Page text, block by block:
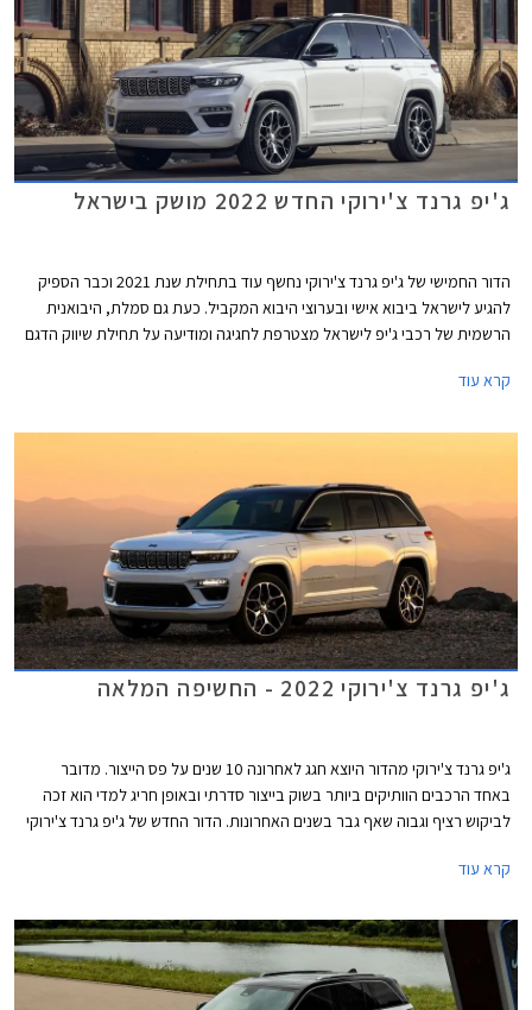
ג'יפ גרנד צ'ירוקי החדש 2022 מושק בישראל
הדור החמישי של ג'יפ גרנד צ'ירוקי נחשף עוד בתחילת שנת 2021 וכבר הספיק
להגיע לישראל ביבוא אישי ובערוצי היבוא המקביל. כעת גם סמלת, היבואנית
הרשמית של רכבי ג'יפ לישראל מצטרפת לחגיגה ומודיעה על תחילת שיווק הדגם
קרא עוד
ג'יפ גרנד צ'ירוקי 2022 - החשיפה המלאה
ג'יפ גרנד צ'ירוקי מהדור היוצא חגג לאחרונה 10 שנים על פס הייצור. מדובר
באחד הרכבים הוותיקים ביותר בשוק בייצור סדרתי ובאופן חריג למדי הוא זכה
לביקוש רציף וגבוה שאף גבר בשנים האחרונות. הדור החדש של ג'יפ גרנד צ'ירוקי
קרא עוד